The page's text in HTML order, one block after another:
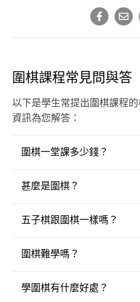
圍棋課程常見問與答
以下是學生常提出圍棋課程
資訊為您解答：
圍棋一堂課多少錢？
甚麼是圍棋？
五子棋跟圍棋一樣嗎？
圍棋難學嗎？
學圍棋有什麼好處？